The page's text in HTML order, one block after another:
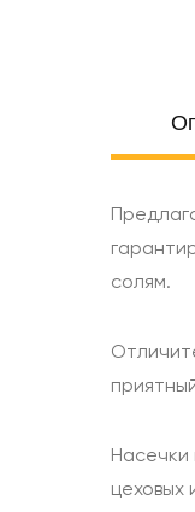
солям.
Насечки
цеховых